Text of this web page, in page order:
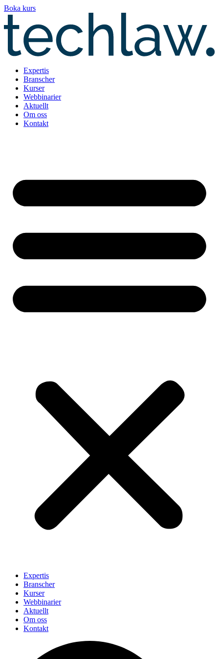
Hoppa
till
innehåll
Boka kurs
Expertis
Branscher
Kurser
Webbinarier
Aktuellt
Om oss
Kontakt
Expertis
Branscher
Kurser
Webbinarier
Aktuellt
Om oss
Kontakt